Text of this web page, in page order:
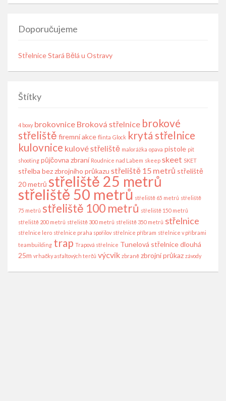
Doporučujeme
Střelnice Stará Bělá u Ostravy
Štítky
4 boxy brokovnice Broková střelnice brokové
střeliště firemní akce flinta Glock krytá střelnice
kulovnice kulové střeliště malorážka opava pistole pit
shooting půjčovna zbraní Roudnice nad Labem skeep skeet SKET
střelba bez zbrojního průkazu střeliště 15 metrů střeliště
20 metrů střeliště 25 metrů
střeliště 50 metrů střeliště 65 metrů střeliště
75 metrů střeliště 100 metrů střeliště 150 metrů
střeliště 200 metrů střeliště 300 metrů střeliště 350 metrů střelnice
střelnice lero střelnice praha spořilov střelnice příbram střelnice v příbrami
teambuilding trap Trapová střelnice Tunelová střelnice dlouhá
25m vrhačky asfaltových terčů výcvik zbraně zbrojní průkaz závody